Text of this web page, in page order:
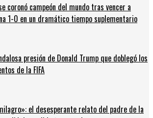
coronó campeón del mundo tras vencer a
1-0 en un dramático tiempo suplementario
presión de Donald Trump que doblegó los
de la FIFA
el desesperante relato del padre de la